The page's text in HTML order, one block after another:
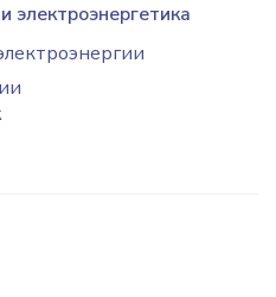
электроэнергетика